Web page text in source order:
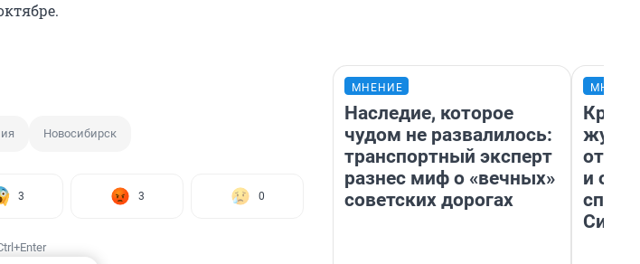
Новосибирск
3 3 0
МНЕНИЕ
Наследие, которое
чудом не развалилось:
транспортный эксперт
разнес миф о «вечных»
советских дорогах
и